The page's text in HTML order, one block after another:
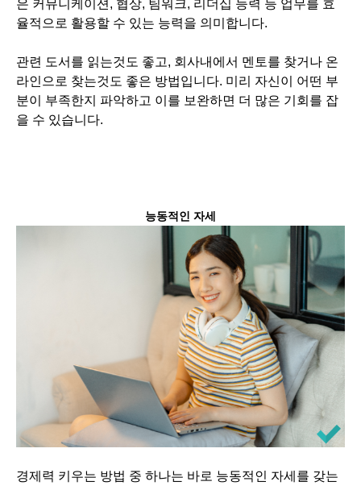
은 커뮤니케이션, 협상, 팀워크, 리더십 능력 등 업무를 효
율적으로 활용할 수 있는 능력을 의미합니다.
관련 도서를 읽는것도 좋고, 회사내에서 멘토를 찾거나 온
라인으로 찾는것도 좋은 방법입니다. 미리 자신이 어떤 부
분이 부족한지 파악하고 이를 보완하면 더 많은 기회를 잡
을 수 있습니다.
능동적인 자세
경제력 키우는 방법 중 하나는 바로 능동적인 자세를 갖는